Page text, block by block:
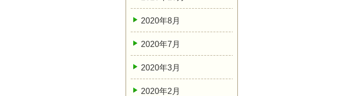
2020年8月
2020年7月
2020年3月
2020年2月